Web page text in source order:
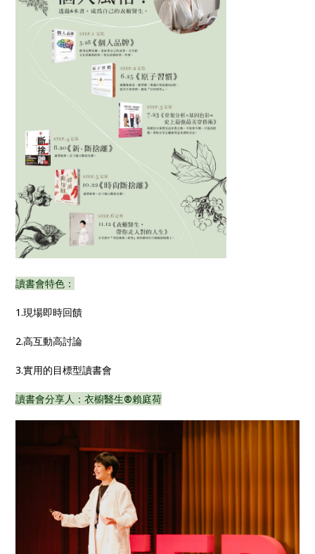
讀書會特色：
1.現場即時回饋
2.高互動高討論
3.實用的目標型讀書會
讀書會分享人：衣櫥醫生®賴庭荷